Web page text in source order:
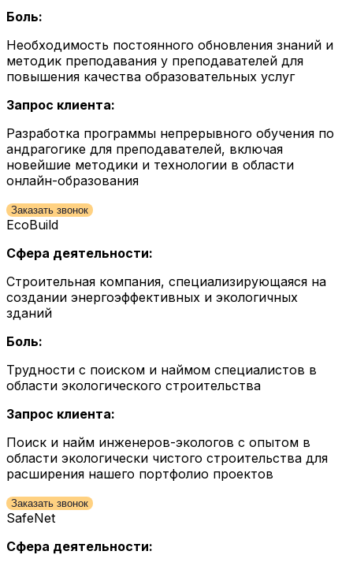
Боль:
Необходимость постоянного обновления знаний и
методик преподавания у преподавателей для
повышения качества образовательных услуг
Запрос клиента:
Разработка программы непрерывного обучения по
андрагогике для преподавателей, включая
новейшие методики и технологии в области
онлайн-образования
Заказать звонок
EcoBuild
Сфера деятельности:
Строительная компания, специализирующаяся на
создании энергоэффективных и экологичных
зданий
Боль:
Трудности с поиском и наймом специалистов в
области экологического строительства
Запрос клиента:
Поиск и найм инженеров-экологов с опытом в
области экологически чистого строительства для
расширения нашего портфолио проектов
Заказать звонок
SafeNet
Сфера деятельности: